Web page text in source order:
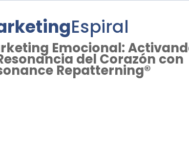
Espiral
Emocional:
del Corazón con
Repatterning®